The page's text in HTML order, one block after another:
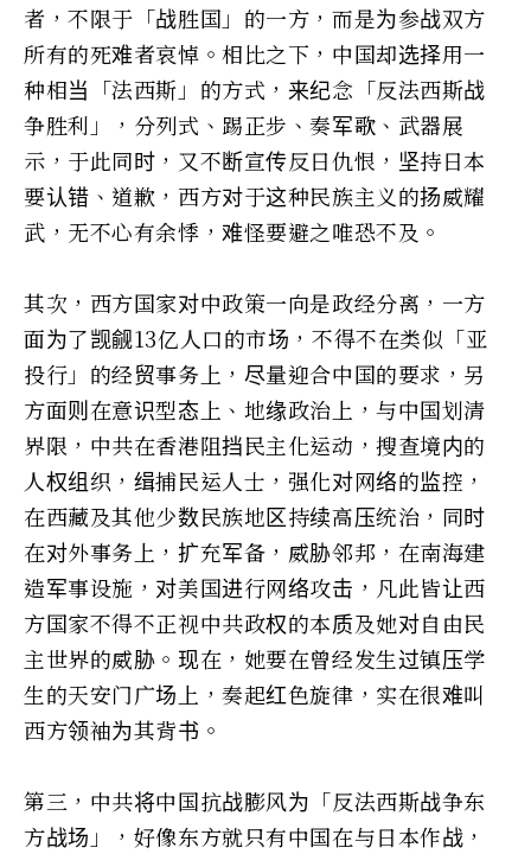
者，不限于「战胜国」的一方，而是为参战双方
所有的死难者哀悼。相比之下，中国却选择用一
种相当「法西斯」的方式，来纪念「反法西斯战
争胜利」，分列式、踢正步、奏军歌、武器展
示，于此同时，又不断宣传反日仇恨，坚持日本
要认错、道歉，西方对于这种民族主义的扬威耀
武，无不心有余悸，难怪要避之唯恐不及。
其次，西方国家对中政策一向是政经分离，一方
面为了觊觎13亿人口的市场，不得不在类似「亚
投行」的经贸事务上，尽量迎合中国的要求，另
方面则在意识型态上、地缘政治上，与中国划清
界限，中共在香港阻挡民主化运动，搜查境内的
人权组织，缉捕民运人士，强化对网络的监控，
在西藏及其他少数民族地区持续高压统治，同时
在对外事务上，扩充军备，威胁邻邦，在南海建
造军事设施，对美国进行网络攻击，凡此皆让西
方国家不得不正视中共政权的本质及她对自由民
主世界的威胁。现在，她要在曾经发生过镇压学
生的天安门广场上，奏起红色旋律，实在很难叫
西方领袖为其背书。
第三，中共将中国抗战膨风为「反法西斯战争东
方战场」，好像东方就只有中国在与日本作战，